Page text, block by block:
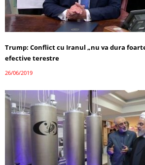
Trump: Conflict cu Iranul „nu va dura
efective terestre
26/06/2019